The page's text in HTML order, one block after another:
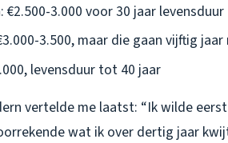
: €2.500-3.000 voor 30 jaar levensduur
3.500, maar die gaan vijftig jaar
levensduur tot 40 jaar
vertelde me laatst: “Ik wilde
wat ik over dertig jaar